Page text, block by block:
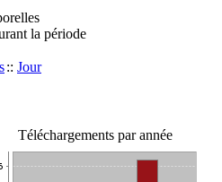
la période
:: Jour
Téléchargements par année